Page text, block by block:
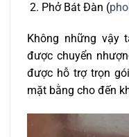
Phở Bát Đàn (
Không những vậy
được chuyển
được hỗ trợ trọn
mặt bằng cho đến